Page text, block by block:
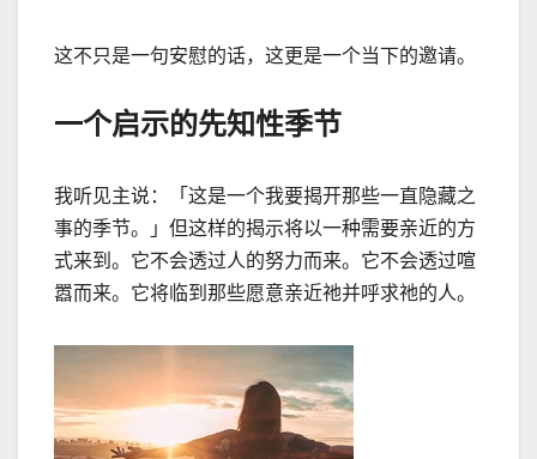
这不只是一句安慰的话，这更是一个当下的邀请。
一个启示的先知性季节
我听见主说：「这是一个我要揭开那些一直隐藏之
事的季节。」但这样的揭示将以一种需要亲近的方
式来到。它不会透过人的努力而来。它不会透过喧
嚣而来。它将临到那些愿意亲近祂并呼求祂的人。